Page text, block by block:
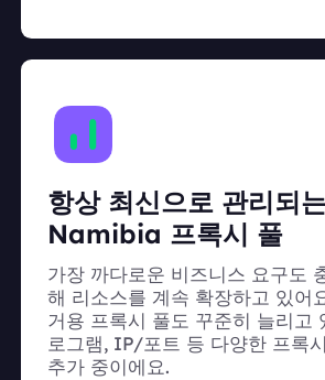
항상 최신으로 관리되
Namibia 프록시 풀
가장 까다로운 비즈니스 요구도
해 리소스를 계속 확장하고 있어
거용 프록시 풀도 꾸준히 늘리고
로그램, IP/포트 등 다양한 프록
추가 중이에요.